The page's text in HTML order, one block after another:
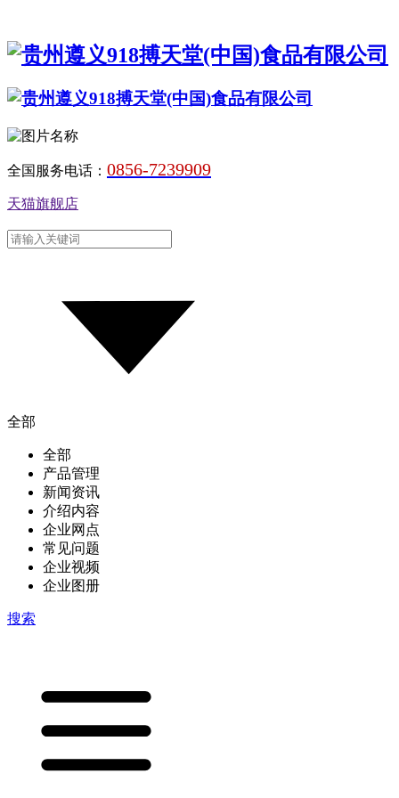
全国服务电话： 0856-7239909
天猫旗舰店
全部
全部
产品管理
新闻资讯
介绍内容
企业网点
常见问题
企业视频
企业图册
搜索